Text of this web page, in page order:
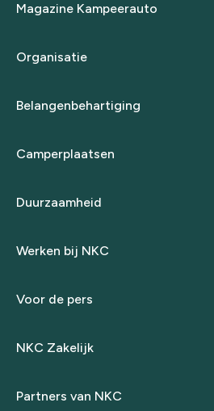
Magazine Kampeerauto
Organisatie
Belangenbehartiging
Camperplaatsen
Duurzaamheid
Werken bij NKC
Voor de pers
NKC Zakelijk
Partners van NKC